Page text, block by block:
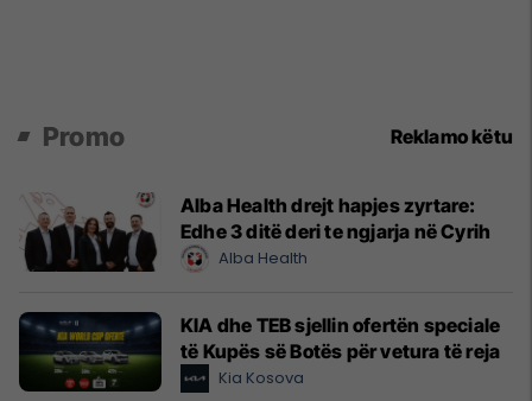
Promo Reklamo këtu
Alba Health drejt hapjes zyrtare:
Edhe 3 ditë deri te ngjarja në Cyrih
Alba Health
KIA dhe TEB sjellin ofertën speciale
të Kupës së Botës për vetura të reja
Kia Kosova